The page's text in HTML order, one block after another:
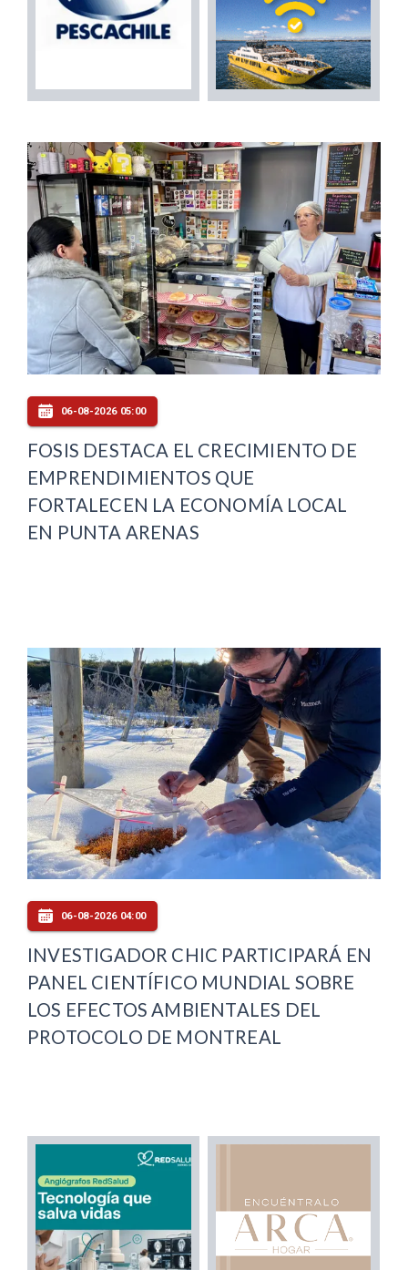
06-08-2026 05:00
FOSIS DESTACA EL CRECIMIENTO DE
EMPRENDIMIENTOS QUE
FORTALECEN LA ECONOMÍA LOCAL
EN PUNTA ARENAS
06-08-2026 04:00
INVESTIGADOR CHIC PARTICIPARÁ EN
PANEL CIENTÍFICO MUNDIAL SOBRE
LOS EFECTOS AMBIENTALES DEL
PROTOCOLO DE MONTREAL